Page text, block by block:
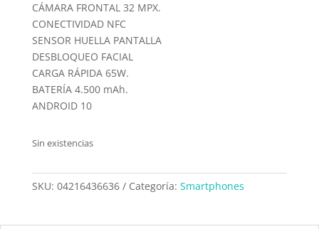
CÁMARA FRONTAL 32 MPX.
CONECTIVIDAD NFC
SENSOR HUELLA PANTALLA
DESBLOQUEO FACIAL
CARGA RÁPIDA 65W.
BATERÍA 4.500 mAh.
ANDROID 10
Sin existencias
SKU: 04216436636 Categoría: Smartphones